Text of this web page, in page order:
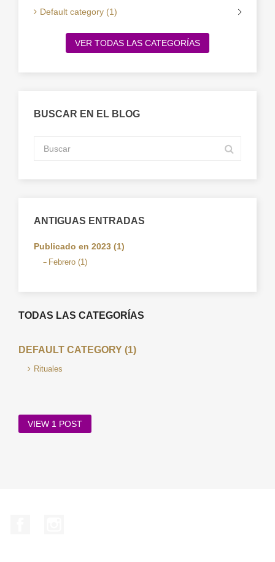
Default category (1)
VER TODAS LAS CATEGORÍAS
BUSCAR EN EL BLOG
ANTIGUAS ENTRADAS
Publicado en 2023 (1)
Febrero (1)
TODAS LAS CATEGORÍAS
DEFAULT CATEGORY (1)
Rituales
VIEW 1 POST